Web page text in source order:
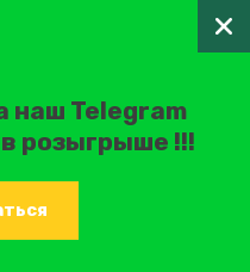
наш Telegram
розыгрыше !!!